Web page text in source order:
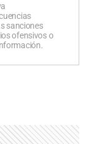
sanciones
ofensivos o